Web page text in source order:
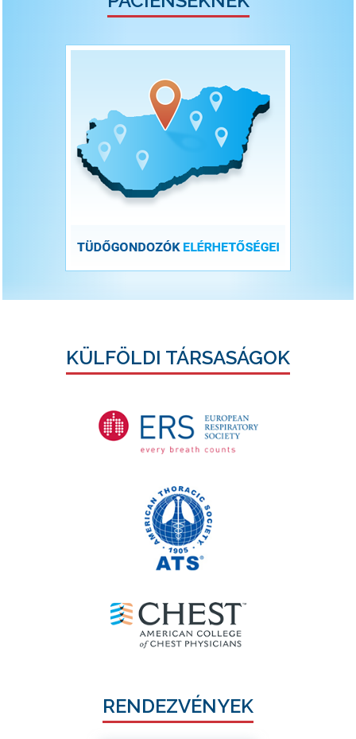
KÜLFÖLDI TÁRSASÁGOK
RENDEZVÉNYEK